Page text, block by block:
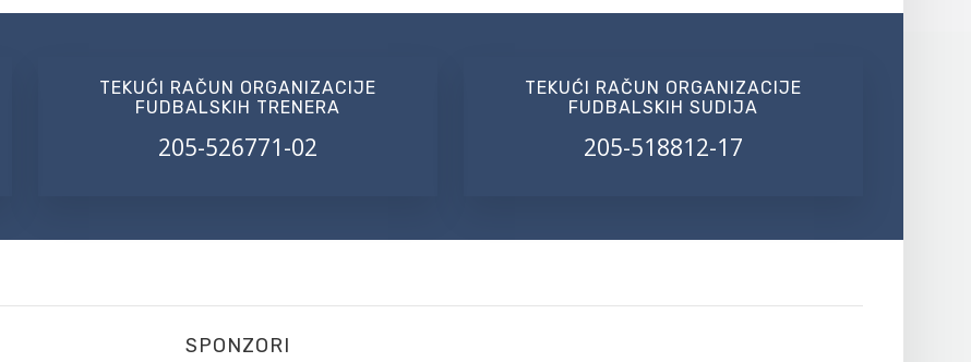
TEKUĆI RAČUN ORGANIZACIJE
FUDBALSKIH TRENERA
205-526771-02
TEKUĆI RAČUN ORGANIZACIJE
FUDBALSKIH SUDIJA
205-518812-17
SPONZORI